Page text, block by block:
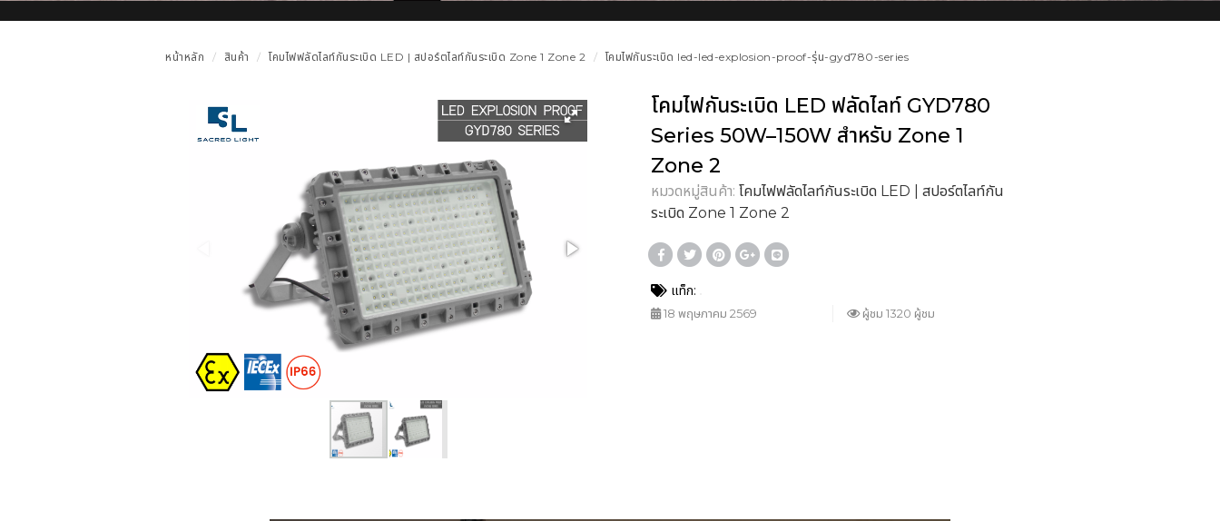
หน้าหลัก สินค้า โคมไฟฟลัดไลท์กันระเบิด LED | สปอร์ตไลท์กันระเบิด Zone 1 Zone 2 โคมไฟกันระเบิด led-led-explosion-proof-รุ่น-gyd780-series
โคมไฟกันระเบิด LED ฟลัดไลท์ GYD780
Series 50W–150W สำหรับ Zone 1
Zone 2
หมวดหมู่สินค้า: โคมไฟฟลัดไลท์กันระเบิด LED | สปอร์ตไลท์กัน
ระเบิด Zone 1 Zone 2
แท็ก:
18 พฤษภาคม 2569 ผู้ชม 1320 ผู้ชม